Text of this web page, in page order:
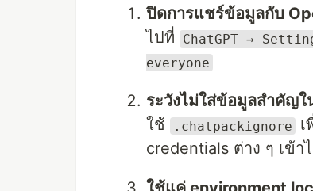
ปิดการแชร์ข้อมูลกับ
ไปที่
ChatGPT →
everyone
ระวังไม่ใส่ข้อมูลสำคัญใ
ใช้
.chatpackignore
credentials ต่าง ๆ เข้า